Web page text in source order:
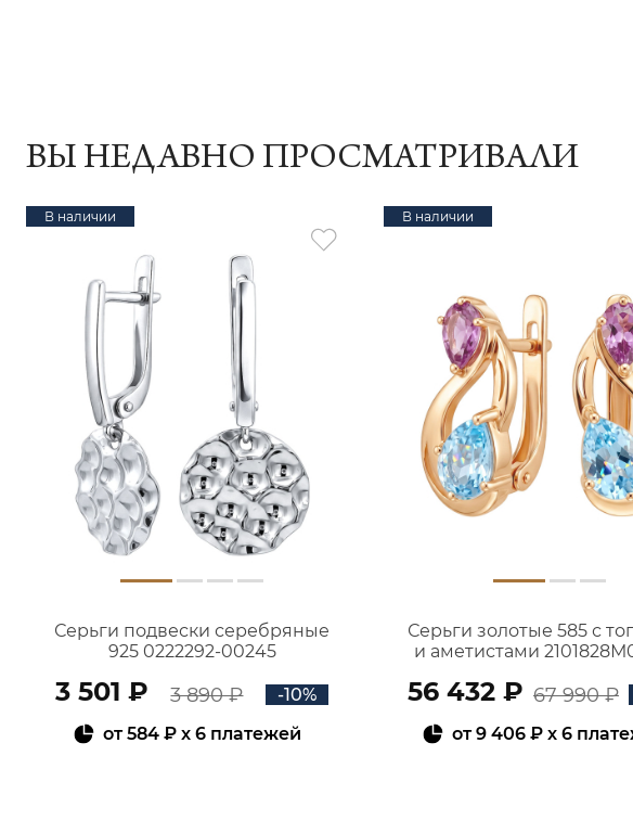
ВЫ НЕДАВНО ПРОСМАТРИВАЛИ
В наличии
Серьги подвески серебряные
925 0222292-00245
3 501 ₽ 3 890 ₽
-10%
от584 ₽ x 6 платежей
В наличии
Серьги золотые 585 с
и аметистами
56 432 ₽ 67 990 ₽
от9 406 ₽ x 6